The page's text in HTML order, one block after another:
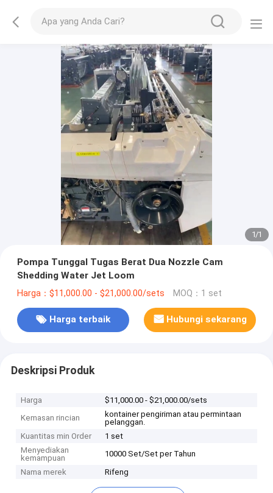
1/1
Pompa Tunggal Tugas Berat Dua Nozzle Cam
Shedding Water Jet Loom
Harga：$11,000.00 - $21,000.00/sets MOQ：1 set
Harga terbaik Hubungi sekarang
Deskripsi Produk
Harga
$11,000.00 - $21,000.00/sets
Kemasan rincian
kontainer pengiriman atau permintaan
pelanggan.
Kuantitas min Order
1 set
Menyediakan
kemampuan
10000 Set/Set per Tahun
Nama merek
Rifeng